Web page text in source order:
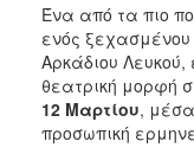
ΔΗΜΟΤΗΣ
ΕΠΙΣΚΕΠΤΗΣ
ΗΡΑΚΛΕΙΟ
Ένα από τα πιο
ενός
Αρκάδιου Λευκού,
θεατρική μορφή
12 Μαρτίου,
προσωπική